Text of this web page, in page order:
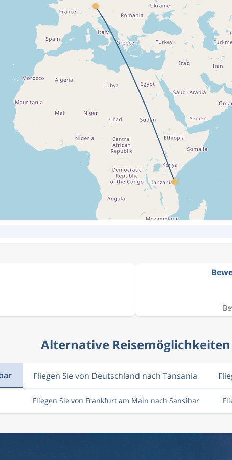
Alternative Reisemöglichkeiten
Fliegen Sie von Deutschland nach Tansania
Fliegen Sie von Frankfurt am Main nach Sansibar